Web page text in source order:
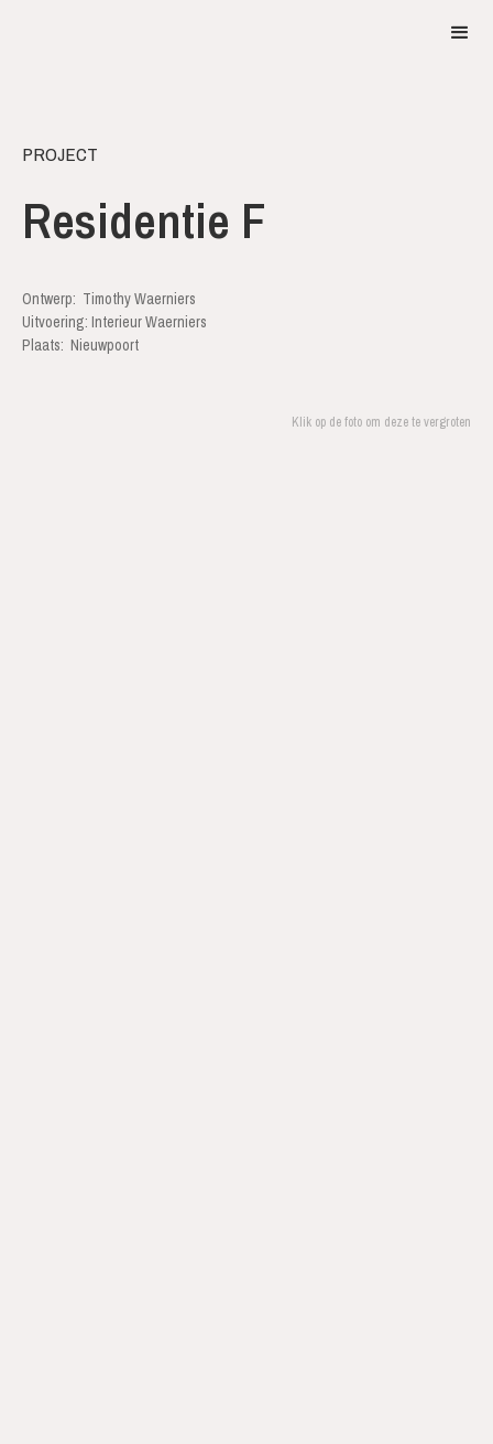
PROJECT
Residentie F
Ontwerp: Timothy Waerniers
Uitvoering: Interieur Waerniers
Plaats: Nieuwpoort
Klik op de foto om deze te vergroten